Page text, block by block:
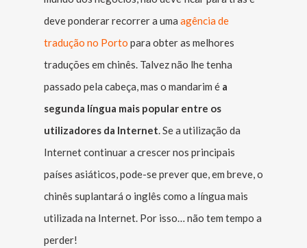
deve ponderar recorrer a uma agência de
tradução no Porto para obter as melhores
traduções em chinês. Talvez não lhe tenha
passado pela cabeça, mas o mandarim é a
segunda língua mais popular entre os
utilizadores da Internet. Se a utilização da
Internet continuar a crescer nos principais
países asiáticos, pode-se prever que, em breve, o
chinês suplantará o inglês como a língua mais
utilizada na Internet. Por isso… não tem tempo a
perder!